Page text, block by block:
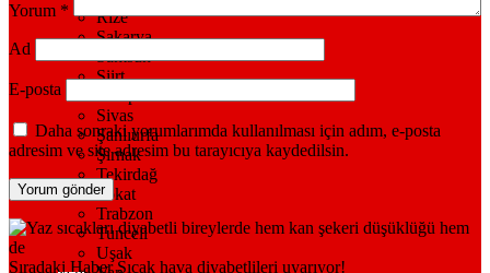
Rize
Sakarya
Samsun
Siirt
Sivas
Şanlıurfa
Şırnak
Tekirdağ
Tokat
Trabzon
Tunceli
Uşak
Yorum *
Ad
E-posta
Daha sonraki yorumlarımda kullanılması için adım, e-posta
adresim ve site adresim bu tarayıcıya kaydedilsin.
Sıradaki Haber Sıcak hava diyabetlileri uyarıyor!